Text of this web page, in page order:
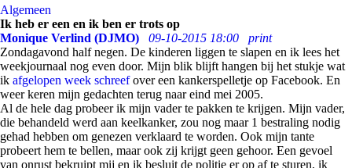
Algemeen
Ik heb er een en ik ben er trots op
Monique Verlind (DJMO)
09-10-2015 18:00
print
Zondagavond half negen. De kinderen liggen te slapen en ik lees het
weekjournaal nog even door. Mijn blik blijft hangen bij het stukje wat
ik afgelopen week schreefover een kankerspelletje op Facebook. En
weer keren mijn gedachten terug naar eind mei 2005.
Al de hele dag probeer ik mijn vader te pakken te krijgen. Mijn vader,
die behandeld werd aan keelkanker, zou nog maar 1 bestraling nodig
gehad hebben om genezen verklaard te worden. Ook mijn tante
probeert hem te bellen, maar ook zij krijgt geen gehoor. Een gevoel
van onrust bekruipt mij en ik besluit de politie er op af te sturen, ik